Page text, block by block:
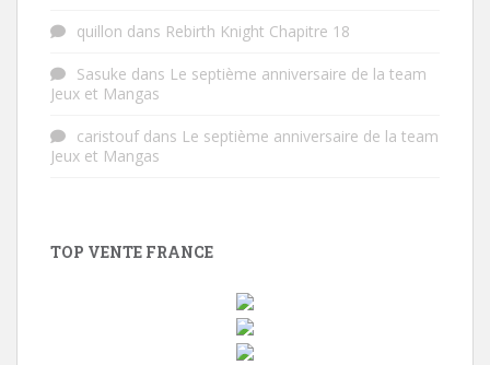
quillon dans Rebirth Knight Chapitre 18
Sasuke dans Le septième anniversaire de la team
Jeux et Mangas
caristoufdans Le septième anniversaire de la team
Jeux et Mangas
TOP VENTE FRANCE